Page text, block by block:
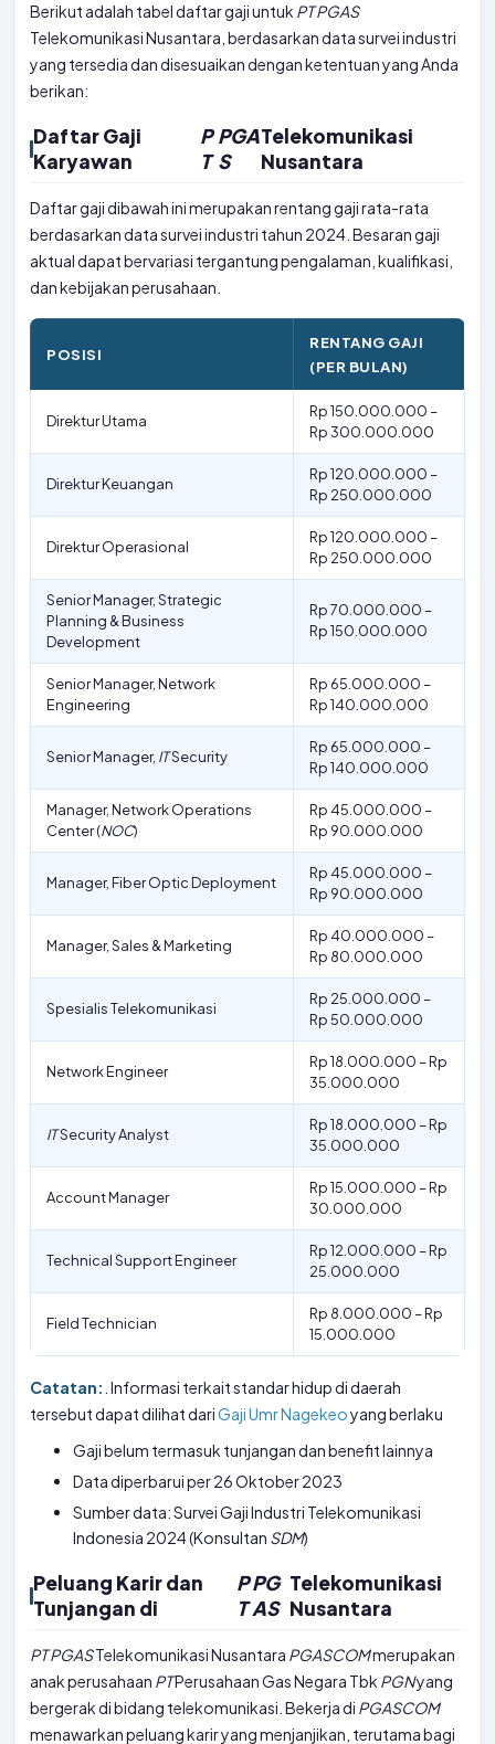
Berikut adalah tabel daftar gaji untuk PTPGAS
Telekomunikasi Nusantara, berdasarkan data survei industri
yang tersedia dan disesuaikan dengan ketentuan yang Anda
berikan:
Daftar Gaji
Karyawan
P
T
PGA
S
Telekomunikasi
Nusantara
Daftar gaji dibawah ini merupakan rentang gaji rata-rata
berdasarkan data survei industri tahun 2024. Besaran gaji
aktual dapat bervariasi tergantung pengalaman, kualifikasi,
dan kebijakan perusahaan.
POSISI
RENTANG GAJI
(PER BULAN)
Direktur Utama
Rp 150.000.000 –
Rp 300.000.000
Direktur Keuangan
Rp 120.000.000 –
Rp 250.000.000
Direktur Operasional
Rp 120.000.000 –
Rp 250.000.000
Senior Manager, Strategic
Planning & Business
Development
Rp 70.000.000 –
Rp 150.000.000
Senior Manager, Network
Engineering
Rp 65.000.000 –
Rp 140.000.000
Senior Manager, ITSecurity
Rp 65.000.000 –
Rp 140.000.000
Manager, Network Operations
Center (NOC)
Rp 45.000.000 –
Rp 90.000.000
Manager, Fiber Optic Deployment
Rp 45.000.000 –
Rp 90.000.000
Manager, Sales & Marketing
Rp 40.000.000 –
Rp 80.000.000
Spesialis Telekomunikasi
Rp 25.000.000 –
Rp 50.000.000
Network Engineer
Rp 18.000.000 – Rp
35.000.000
ITSecurity Analyst
Rp 18.000.000 – Rp
35.000.000
Account Manager
Rp 15.000.000 – Rp
30.000.000
Technical Support Engineer
Rp 12.000.000 – Rp
25.000.000
Field Technician
Rp 8.000.000 – Rp
15.000.000
Catatan: . Informasi terkait standar hidup di daerah
tersebut dapat dilihat dariGaji Umr Nagekeoyang berlaku
Gaji belum termasuk tunjangan dan benefit lainnya
Data diperbarui per 26 Oktober 2023
Sumber data: Survei Gaji Industri Telekomunikasi
Indonesia 2024 (Konsultan SDM)
Peluang Karir dan
Tunjangan di
P
T
PG
AS
Telekomunikasi
Nusantara
PTPGASTelekomunikasi Nusantara PGASCOMmerupakan
anak perusahaan PTPerusahaan Gas Negara Tbk PGNyang
bergerak di bidang telekomunikasi. Bekerja di PGASCOM
menawarkan peluang karir yang menjanjikan, terutama bagi